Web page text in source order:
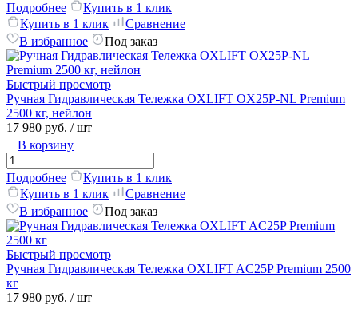
Подробнее
Купить в 1 клик
Купить в 1 клик
Сравнение
В избранное
Под заказ
Быстрый просмотр
Ручная Гидравлическая Тележка OXLIFT OX25P-NL Premium
2500 кг, нейлон
17 980 руб. / шт
В корзину
Подробнее
Купить в 1 клик
Купить в 1 клик
Сравнение
В избранное
Под заказ
Быстрый просмотр
Ручная Гидравлическая Тележка OXLIFT AC25P Premium 2500
кг
17 980 руб. / шт